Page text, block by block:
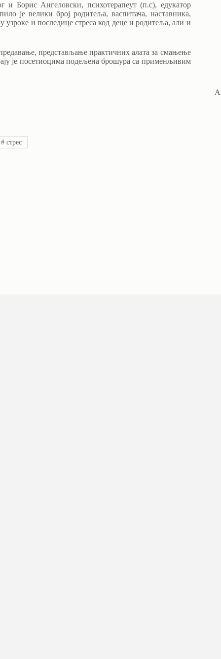
Борис Ангеловски, психотерапеут (п.с), едукатор
је велики број родитеља, васпитача, наставника,
узроке и последице стреса код деце и родитеља, али и
представљање практичних алата за смањење
је посетиоцима подељена брошура са применљивим
#стрес